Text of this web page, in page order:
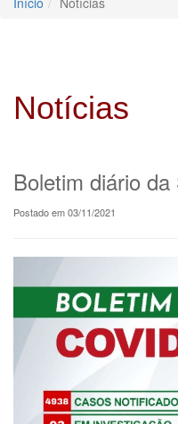
Notícias
Boletim diário
Postado em 03/11/2021